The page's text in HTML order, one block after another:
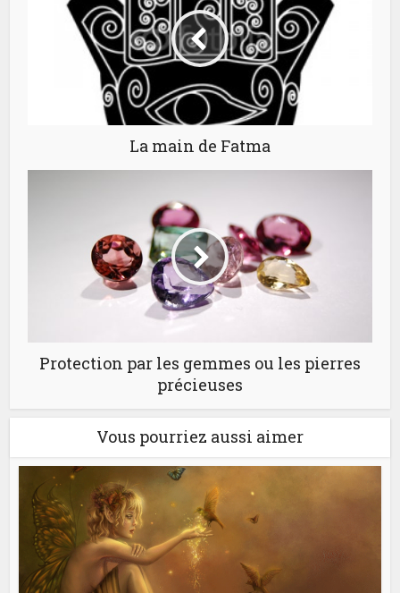
La main de Fatma
Protection par les gemmes ou les pierres
précieuses
Vous pourriez aussi aimer